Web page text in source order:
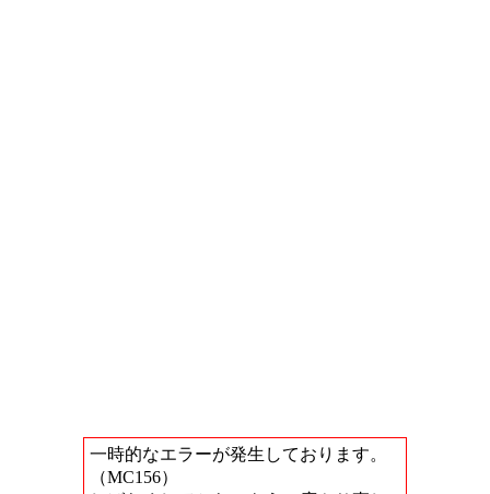
一時的なエラーが発生しております。
（MC156）